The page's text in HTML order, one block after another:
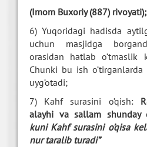
(Imom Buxoriy (887) rivoyati);
6) Yuqoridagi hadisda
uchun masjidga
orasidan hatlab o’tmaslik
Chunki bu ish
uyg’otadi;
7) Kahf surasini o’qish:
alayhi va sallam shunday
kuni Kahf surasini o’qisa
nur taralib turadi”